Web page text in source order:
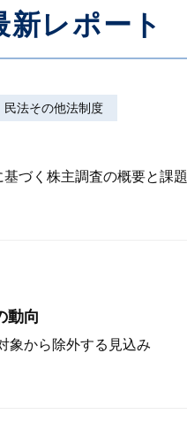
レポート
民法その他法制度
づく株主調査の概要と課題
動向
象から除外する見込み